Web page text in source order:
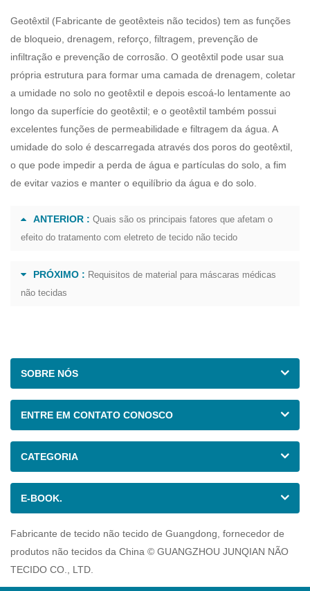
Geotêxtil (Fabricante de geotêxteis não tecidos) tem as funções
de bloqueio, drenagem, reforço, filtragem, prevenção de
infiltração e prevenção de corrosão. O geotêxtil pode usar sua
própria estrutura para formar uma camada de drenagem, coletar
a umidade no solo no geotêxtil e depois escoá-lo lentamente ao
longo da superfície do geotêxtil; e o geotêxtil também possui
excelentes funções de permeabilidade e filtragem da água. A
umidade do solo é descarregada através dos poros do geotêxtil,
o que pode impedir a perda de água e partículas do solo, a fim
de evitar vazios e manter o equilíbrio da água e do solo.
ANTERIOR : Quais são os principais fatores que afetam o
efeito do tratamento com eletreto de tecido não tecido
PRÓXIMO : Requisitos de material para máscaras médicas
não tecidas
SOBRE NÓS
ENTRE EM CONTATO CONOSCO
CATEGORIA
E-BOOK.
Fabricante de tecido não tecido de Guangdong, fornecedor de
produtos não tecidos da China © GUANGZHOU JUNQIAN NÃO
TECIDO CO., LTD.